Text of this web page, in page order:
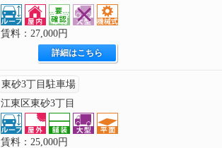
賃料：27,000円
詳細はこちら
東砂3丁目駐車場
江東区東砂3丁目
賃料：25,000円